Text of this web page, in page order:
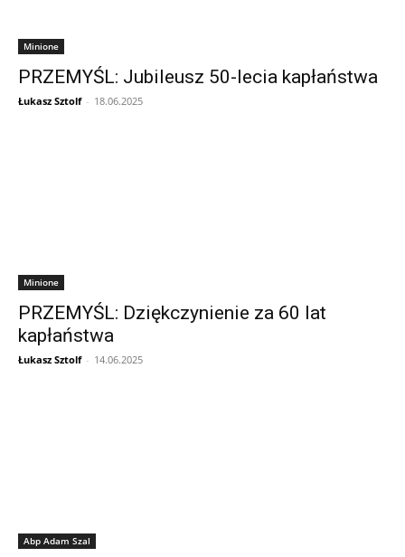
Minione
PRZEMYŚL: Jubileusz 50-lecia kapłaństwa
Łukasz Sztolf - 18.06.2025
Minione
PRZEMYŚL: Dziękczynienie za 60 lat
kapłaństwa
Łukasz Sztolf - 14.06.2025
Abp Adam Szal